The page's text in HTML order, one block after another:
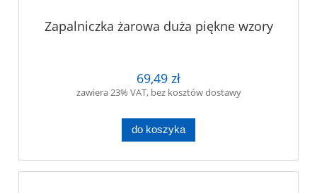
Zapalniczka żarowa duża piękne wzory
69,49 zł
zawiera 23% VAT, bez kosztów dostawy
do koszyka